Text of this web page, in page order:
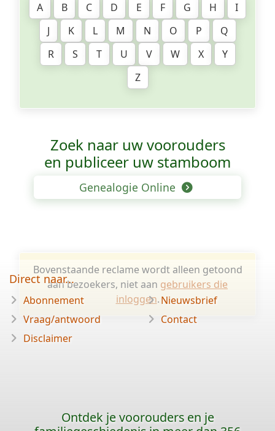
A
B C D E F G H
I
J
K L M N O P
Q
R
S T U V W X
Y
Z
Zoek naar uw voorouders
en publiceer uw stamboom
Genealogie Online
Bovenstaande reclame wordt alleen getoond
aan bezoekers, niet aan gebruikers die
inloggen.
Direct naar...
Abonnement
Vraag/antwoord
Disclaimer
Nieuwsbrief
Contact
Ontdek je voorouders en je